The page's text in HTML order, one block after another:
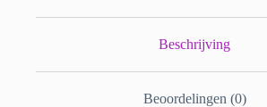
Beschrijving
Beoordelingen (0)